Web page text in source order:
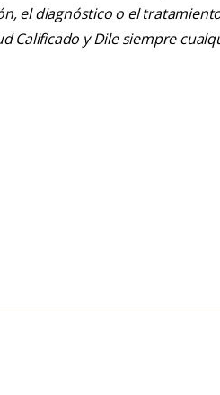
el diagnóstico o el
Calificado y Dile siempre